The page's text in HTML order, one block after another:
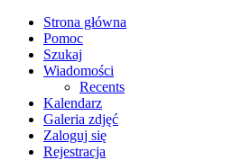
Strona główna
Pomoc
Szukaj
Wiadomości
Recents
Kalendarz
Galeria zdjęć
Zaloguj się
Rejestracja